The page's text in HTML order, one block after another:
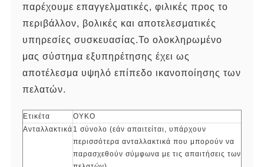
παρέχουμε επαγγελματικές, φιλικές προς το
περιβάλλον, βολικές και αποτελεσματικές
υπηρεσίες συσκευασίας.Το ολοκληρωμένο
μας σύστημα εξυπηρέτησης έχει ως
αποτέλεσμα υψηλό επίπεδο ικανοποίησης των
πελατών.
Ετικέτα
ΟΥΚΟ
Ανταλλακτικά 1 σύνολο (εάν απαιτείται, υπάρχουν
περισσότερα ανταλλακτικά που μπορούν να
παρασχεθούν σύμφωνα με τις απαιτήσεις των